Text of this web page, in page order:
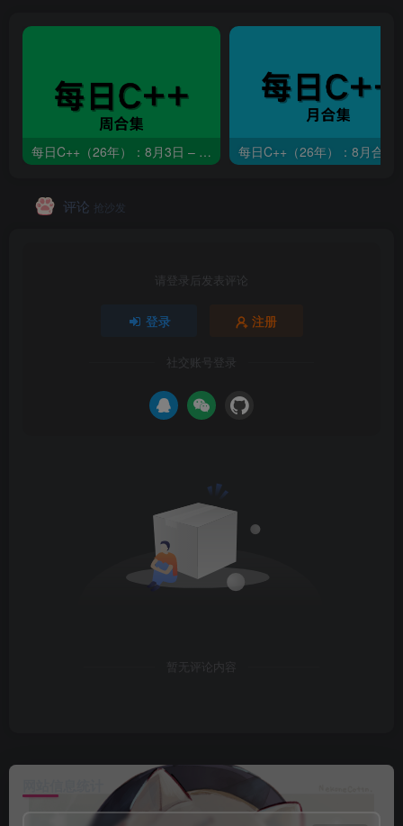
每日C++（26年）：8月3日 – 8月9日 每日C++（26年）：8月合集
评论 抢沙发
请登录后发表评论
登录 注册
社交账号登录
暂无评论内容